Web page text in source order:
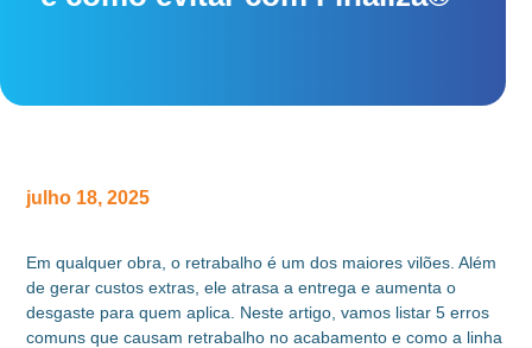
julho 18, 2025
Em qualquer obra, o retrabalho é um dos maiores vilões. Além
de gerar custos extras, ele atrasa a entrega e aumenta o
desgaste para quem aplica. Neste artigo, vamos listar 5 erros
comuns que causam retrabalho no acabamento e como a linha